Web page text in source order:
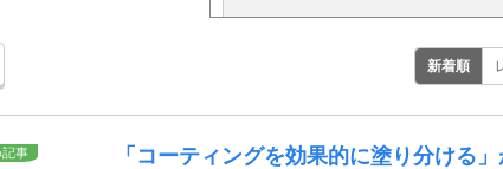
新着順
記事 「コーティングを効果的に塗り分ける